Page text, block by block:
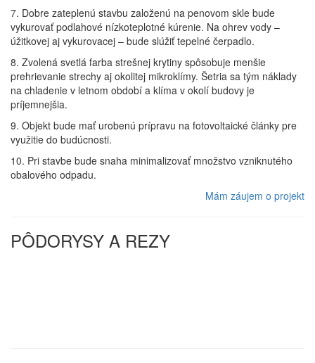
7. Dobre zateplenú stavbu založenú na penovom skle bude
vykurovať podlahové nízkoteplotné kúrenie. Na ohrev vody –
úžitkovej aj vykurovacej – bude slúžiť tepelné čerpadlo.
8. Zvolená svetlá farba strešnej krytiny spôsobuje menšie
prehrievanie strechy aj okolitej mikroklímy. Šetria sa tým náklady
na chladenie v letnom období a klíma v okolí budovy je
príjemnejšia.
9. Objekt bude mať urobenú prípravu na fotovoltaické články pre
využitie do budúcnosti.
10. Pri stavbe bude snaha minimalizovať množstvo vzniknutého
obalového odpadu.
Mám záujem o projekt
PÔDORYSY A REZY